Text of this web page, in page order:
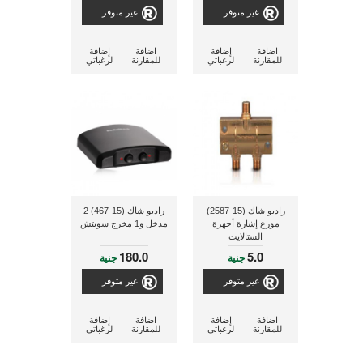
غير متوفر
إضافة
لرغباتي
اضافة
للمقارنة
غير متوفر
إضافة
لرغباتي
اضافة
للمقارنة
راديو شاك (15-2587)
موزع إشارة أجهزة
الستالايت
5.0جنية
غير متوفر
إضافة
لرغباتي
اضافة
للمقارنة
راديو شاك (15-467) 2
مدخل و1 مخرج سويتش
180.0 جنية
غير متوفر
إضافة
لرغباتي
اضافة
للمقارنة